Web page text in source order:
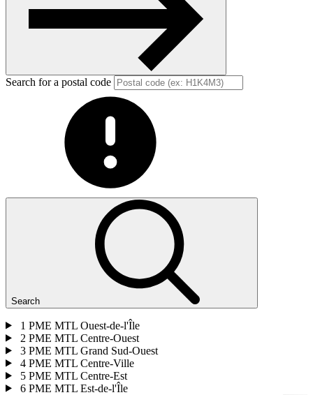
Search for a postal code
Search
1 PME MTL Ouest-de-l'Île
2 PME MTL Centre-Ouest
3 PME MTL Grand Sud-Ouest
4 PME MTL Centre-Ville
5 PME MTL Centre-Est
6 PME MTL Est-de-l'Île